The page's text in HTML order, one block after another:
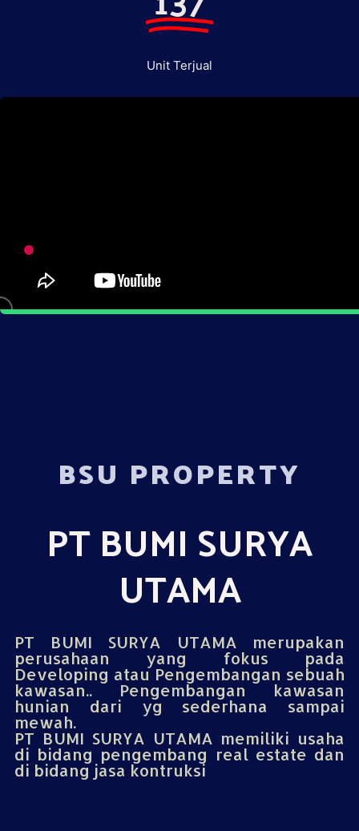
Unit Terjual
BSU PROPERTY
PT BUMI SURYA
UTAMA
PT BUMI SURYA UTAMA merupakan
perusahaan yang fokus pada
Developing atau Pengembangan sebuah
kawasan.. Pengembangan kawasan
hunian dari yg sederhana sampai
mewah.
PT BUMI SURYA UTAMA memiliki usaha
di bidang pengembang real estate dan
di bidang jasa kontruksi